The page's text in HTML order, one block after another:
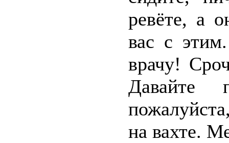
ревёте, а
вас с
врачу!
Давайте
на вахте.